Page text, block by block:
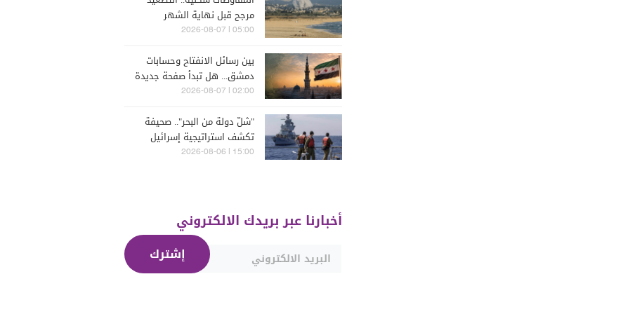
مرجح قبل نهاية الشهر
05:00 | 2026-08-07
بين رسائل الانفتاح وحسابات
دمشق... هل تبدأ صفحة جديدة
بين "حزب الله" وسوريا -
02:00 | 2026-08-07
"شلّ دولة من البحر".. صحيفة
تكشف استراتيجية إسرائيل
البحرية الجديدة في مواجهة
15:00 | 2026-08-06
أخبارنا عبر بريدك الالكتروني
إشترك